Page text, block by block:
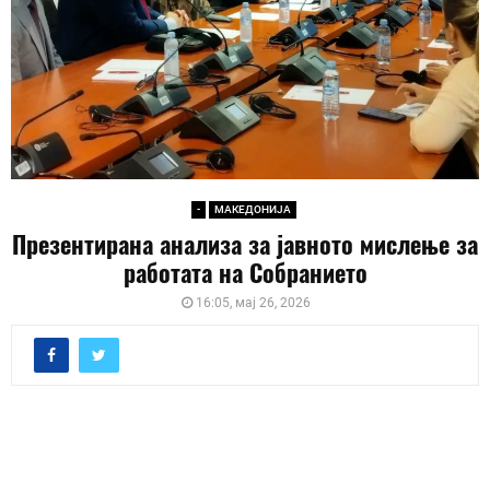
- МАКЕДОНИЈА
Презентирана анализа за јавното мислење за
работата на Собранието
16:05, мај 26, 2026